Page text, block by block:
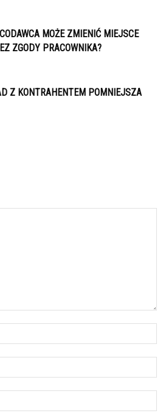
MOŻE ZMIENIĆ MIEJSCE
ZGODY PRACOWNIKA?
Z KONTRAHENTEM POMNIEJSZA